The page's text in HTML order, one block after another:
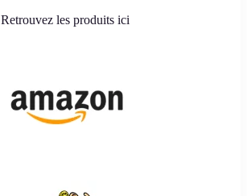
Retrouvez les produits ici